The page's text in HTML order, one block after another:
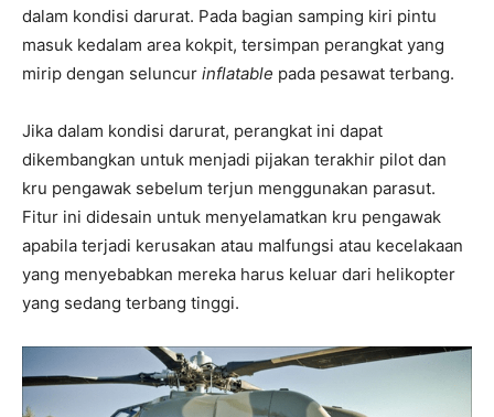
dalam kondisi darurat. Pada bagian samping kiri pintu
masuk kedalam area kokpit, tersimpan perangkat yang
mirip dengan seluncur inflatable pada pesawat terbang.
Jika dalam kondisi darurat, perangkat ini dapat
dikembangkan untuk menjadi pijakan terakhir pilot dan
kru pengawak sebelum terjun menggunakan parasut.
Fitur ini didesain untuk menyelamatkan kru pengawak
apabila terjadi kerusakan atau malfungsi atau kecelakaan
yang menyebabkan mereka harus keluar dari helikopter
yang sedang terbang tinggi.